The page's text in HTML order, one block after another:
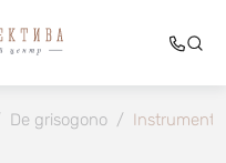
De grisogono /